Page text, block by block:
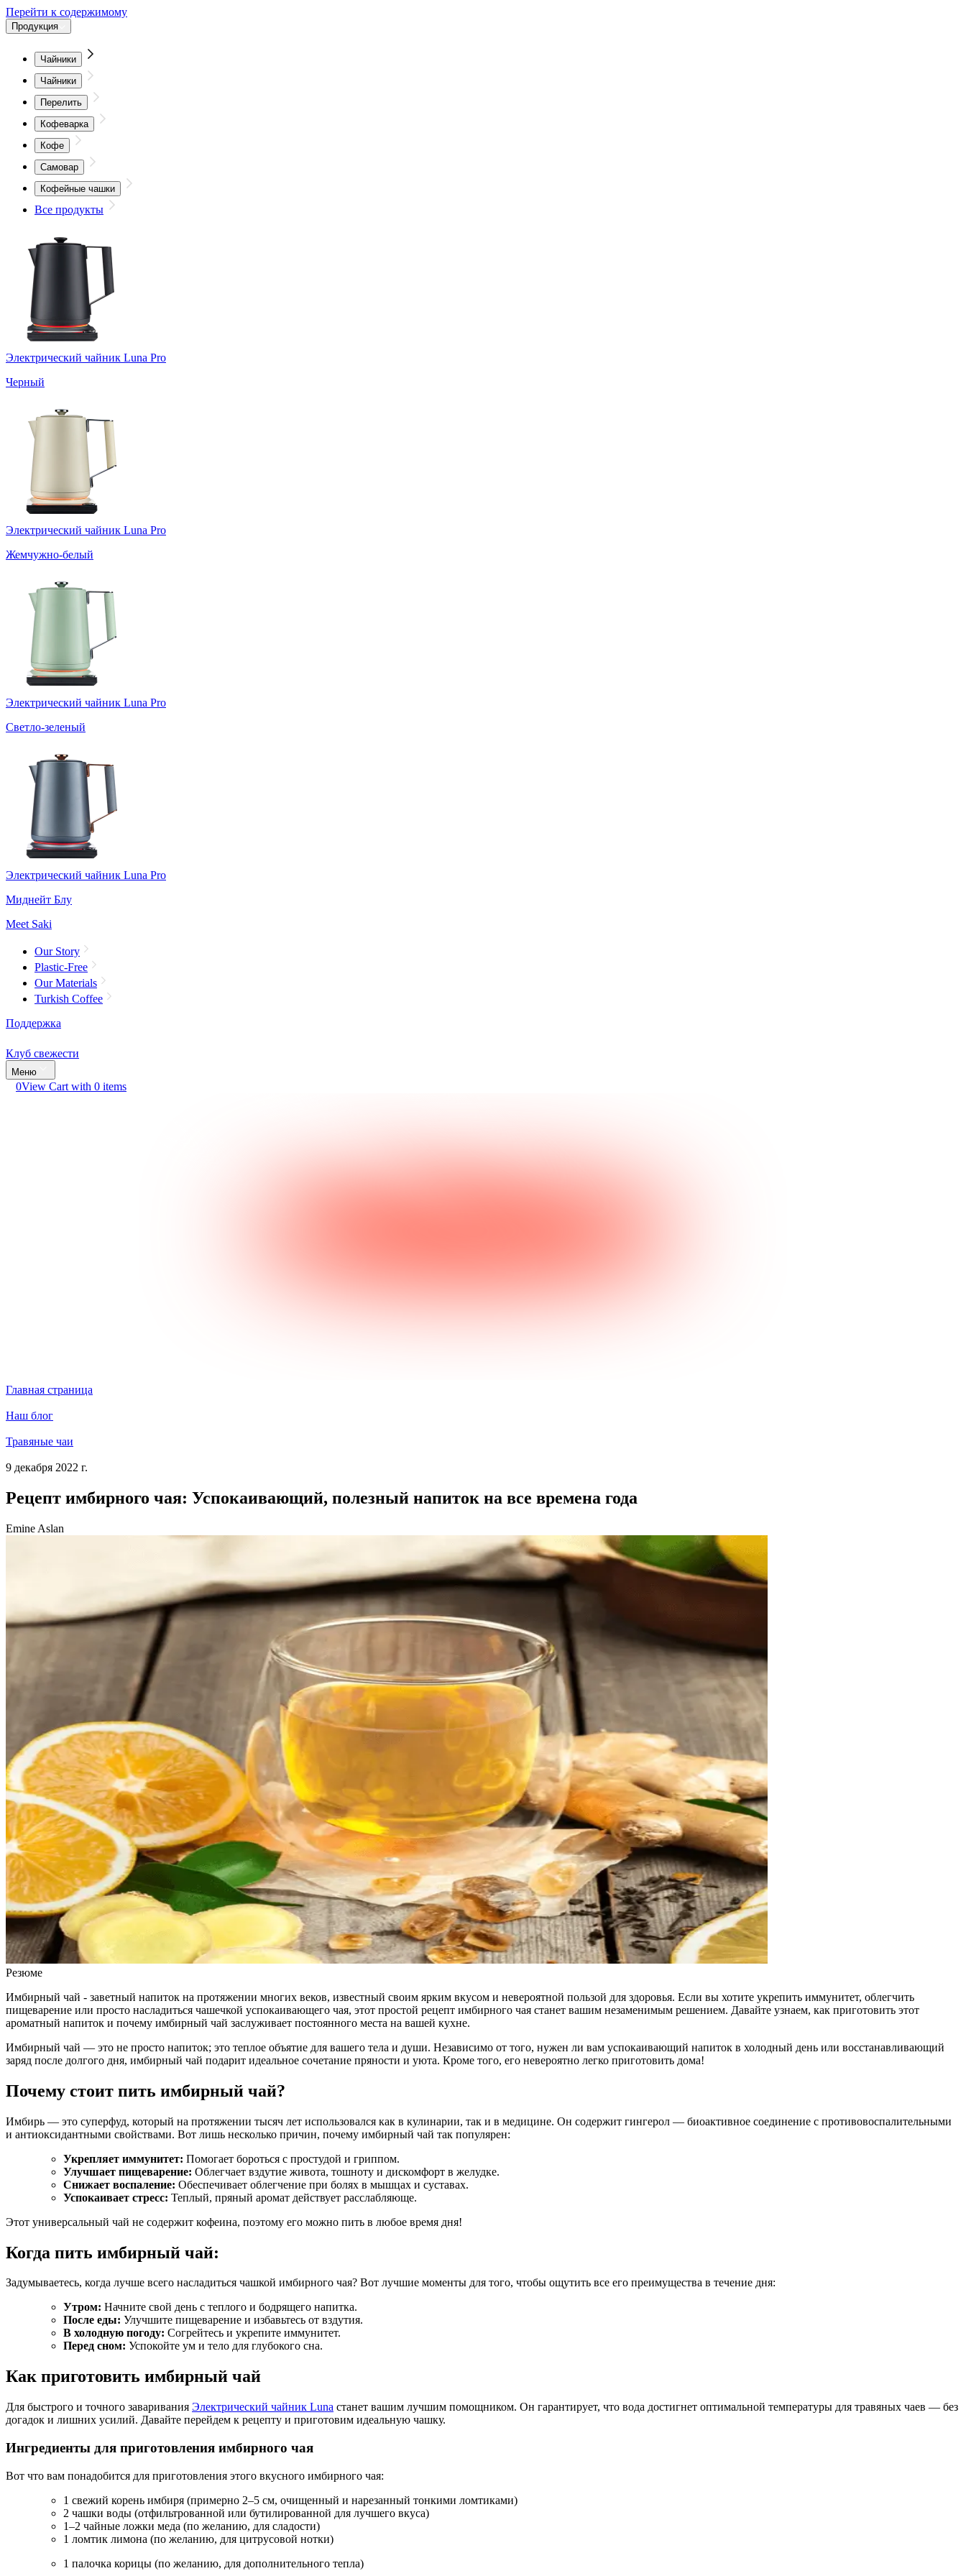
Перейти к содержимому
Продукция
Чайники
Чайники
Перелить
Кофеварка
Кофе
Самовар
Кофейные чашки
Все продукты
Электрический чайник Luna Pro
Черный
Электрический чайник Luna Pro
Жемчужно-белый
Электрический чайник Luna Pro
Светло-зеленый
Электрический чайник Luna Pro
Миднейт Блу
Meet Saki
Our Story
Plastic-Free
Our Materials
Turkish Coffee
Поддержка
Клуб свежести
Меню
0View Cart with 0 items
Главная страница
Наш блог
Травяные чаи
9 декабря 2022 г.
Рецепт имбирного чая: Успокаивающий, полезный напиток на все времена года
Emine Aslan
Резюме
Имбирный чай - заветный напиток на протяжении многих веков, известный своим ярким вкусом и невероятной пользой для здоровья. Если вы хотите укрепить иммунитет, облегчить
пищеварение или просто насладиться чашечкой успокаивающего чая, этот простой рецепт имбирного чая станет вашим незаменимым решением. Давайте узнаем, как приготовить этот
ароматный напиток и почему имбирный чай заслуживает постоянного места на вашей кухне.
Имбирный чай — это не просто напиток; это теплое объятие для вашего тела и души. Независимо от того, нужен ли вам успокаивающий напиток в холодный день или восстанавливающий
заряд после долгого дня, имбирный чай подарит идеальное сочетание пряности и уюта. Кроме того, его невероятно легко приготовить дома!
Почему стоит пить имбирный чай?
Имбирь — это суперфуд, который на протяжении тысяч лет использовался как в кулинарии, так и в медицине. Он содержит гингерол — биоактивное соединение с противовоспалительными
и антиоксидантными свойствами. Вот лишь несколько причин, почему имбирный чай так популярен:
Укрепляет иммунитет: Помогает бороться с простудой и гриппом.
Улучшает пищеварение: Облегчает вздутие живота, тошноту и дискомфорт в желудке.
Снижает воспаление: Обеспечивает облегчение при болях в мышцах и суставах.
Успокаивает стресс: Теплый, пряный аромат действует расслабляюще.
Этот универсальный чай не содержит кофеина, поэтому его можно пить в любое время дня!
Когда пить имбирный чай:
Задумываетесь, когда лучше всего насладиться чашкой имбирного чая? Вот лучшие моменты для того, чтобы ощутить все его преимущества в течение дня:
Утром: Начните свой день с теплого и бодрящего напитка.
После еды: Улучшите пищеварение и избавьтесь от вздутия.
В холодную погоду: Согрейтесь и укрепите иммунитет.
Перед сном: Успокойте ум и тело для глубокого сна.
Как приготовить имбирный чай
Для быстрого и точного заваривания Электрический чайник Luna станет вашим лучшим помощником. Он гарантирует, что вода достигнет оптимальной температуры для травяных чаев — без
догадок и лишних усилий. Давайте перейдем к рецепту и приготовим идеальную чашку.
Ингредиенты для приготовления имбирного чая
Вот что вам понадобится для приготовления этого вкусного имбирного чая:
1 свежий корень имбиря (примерно 2–5 см, очищенный и нарезанный тонкими ломтиками)
2 чашки воды (отфильтрованной или бутилированной для лучшего вкуса)
1–2 чайные ложки меда (по желанию, для сладости)
1 ломтик лимона (по желанию, для цитрусовой нотки)
1 палочка корицы (по желанию, для дополнительного тепла)